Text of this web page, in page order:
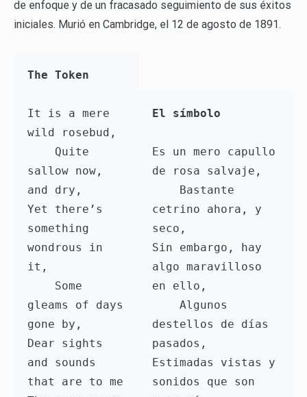
de enfoque y de un fracasado seguimiento de sus éxitos
iniciales. Murió en Cambridge, el 12 de agosto de 1891.
The Token
It is a mere
wild rosebud,
sallow now,
and dry,
Yet there’s
something
wondrous in
it,
gleams of days
gone by,
Dear sights
and sounds
that are to me
El símbolo
Es un mero capullo
de rosa salvaje,
cetrino ahora, y
seco,
Sin embargo, hay
algo maravilloso
en ello,
    Algunos
destellos de días
pasados,
Estimadas vistas y
sonidos que son